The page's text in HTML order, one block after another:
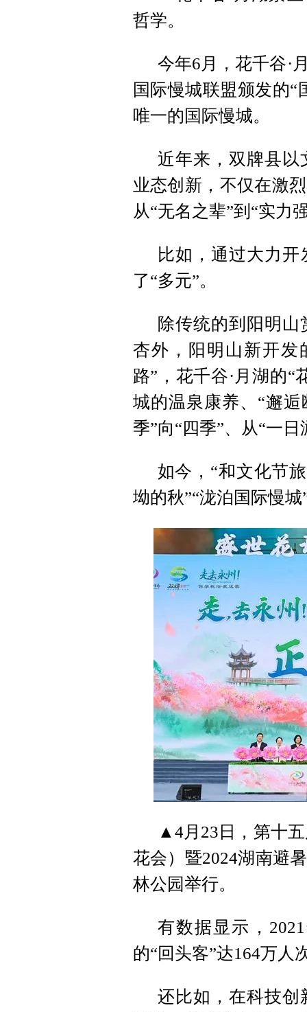
哲学。
今年6月，花千谷
国际慢城联盟颁发的“
唯一的国际慢城。
近年来，双牌县以
业态创新，不仅在激
从“无名之辈”到“实力
比如，通过大力
了“多元”。
除传统的到阳明
杏外，阳明山新开发
路”，花千谷·月湖的
城的温泉康养、“邂
季”向“四季”、从“一
如今，“和文化节
坳的秋”“泷泊国际慢
▲4月23日，第十
花会）暨2024湖南避
林公园举行。
有数据显示，
的“回头客”达164万人
还比如，在科技创